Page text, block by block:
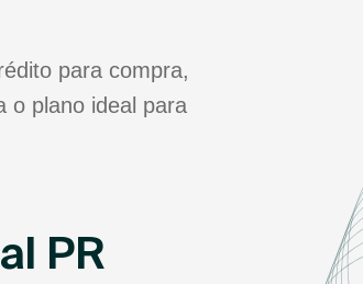
para compra,
o plano ideal para
PR